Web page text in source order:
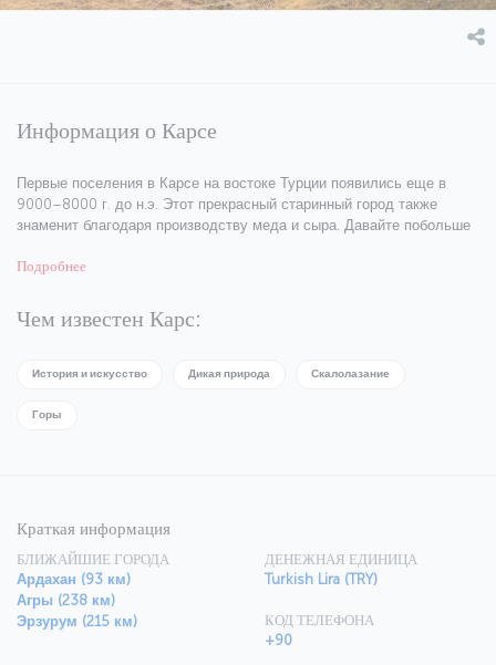
Информация о Карсе
Первые поселения в Карсе на востоке Турции появились еще в
9000–8000 г. до н.э. Этот прекрасный старинный город также
знаменит благодаря производству меда и сыра. Давайте побольше
Подробнее
Чем известен Карс:
История и искусство Дикая природа Скалолазание
Горы
Краткая информация
БЛИЖАЙШИЕ ГОРОДА
Ардахан (93 км)
Агры (238 км)
Эрзурум (215 км)
ДЕНЕЖНАЯ ЕДИНИЦА
Turkish Lira (TRY)
КОД ТЕЛЕФОНА
+90